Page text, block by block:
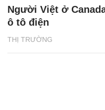
THỊ TRƯỜNG
Người Việt ở
ô tô điện